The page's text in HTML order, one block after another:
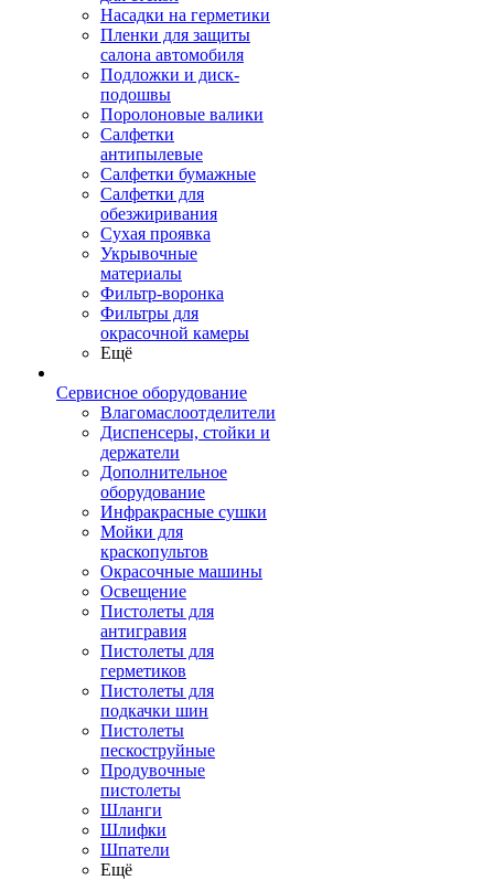
Насадки на герметики
Пленки для защиты
салона автомобиля
Подложки и диск-
подошвы
Поролоновые валики
Салфетки
антипылевые
Салфетки бумажные
Салфетки для
обезжиривания
Сухая проявка
Укрывочные
материалы
Фильтр-воронка
Фильтры для
окрасочной камеры
Ещё
Сервисное оборудование
Влагомаслоотделители
Диспенсеры, стойки и
держатели
Дополнительное
оборудование
Инфракрасные сушки
Мойки для
краскопультов
Окрасочные машины
Освещение
Пистолеты для
антигравия
Пистолеты для
герметиков
Пистолеты для
подкачки шин
Пистолеты
пескоструйные
Продувочные
пистолеты
Шланги
Шлифки
Шпатели
Ещё